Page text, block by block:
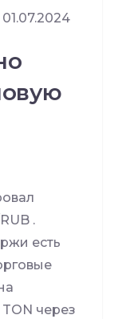
01.07.2024
.
есть
через